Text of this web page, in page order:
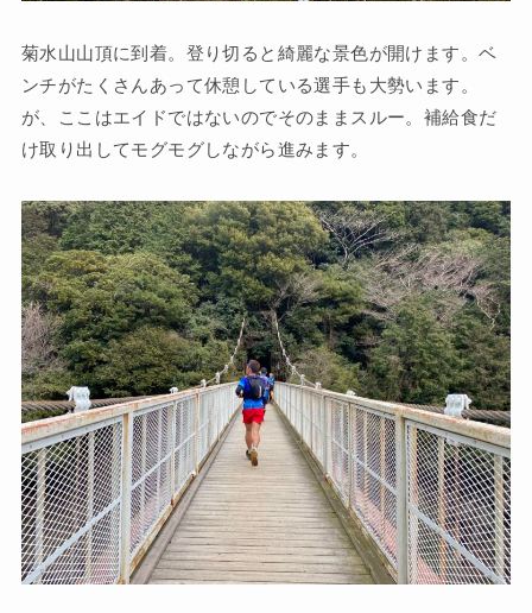
菊水山山頂に到着。登り切ると綺麗な景色が開けます。ベ
ンチがたくさんあって休憩している選手も大勢います。
が、ここはエイドではないのでそのままスルー。補給食だ
け取り出してモグモグしながら進みます。